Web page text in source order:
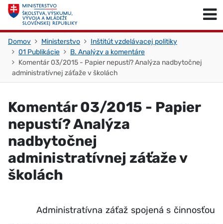
Skočiť na obsah
Domov Ministerstvo
Inštitút vzdelávacej politiky
01 Publikácie
B. Analýzy a komentáre
Komentár 03/2015 - Papier nepustí? Analýza nadbytočnej
administratívnej záťaže v školách
Komentár 03/2015 - Papier
nepustí? Analýza
nadbytočnej
administratívnej záťaže v
školách
Administratívna záťaž spojená s činnosťou
Skočiť na začiatok stránky